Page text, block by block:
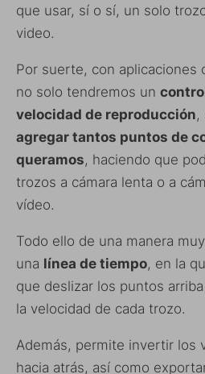
que usar, sí o sí, un solo
video.
Por suerte, con aplicaciones
no solo tendremos un
velocidad de reproducción,
agregar tantos puntos de
queramos, haciendo que
trozos a cámara lenta o a
vídeo.
Todo ello de una manera
una línea de tiempo, en la
que deslizar los puntos
la velocidad de cada trozo.
Además, permite invertir los
hacia atrás, así como